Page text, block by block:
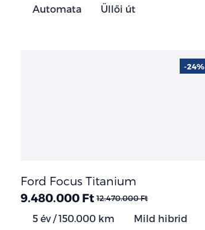
Automata
Üllői út
Ford Focus Titanium
9.480.000 Ft 12.470.000 Ft
5 év / 150.000 km
Mild hibrid
-24%